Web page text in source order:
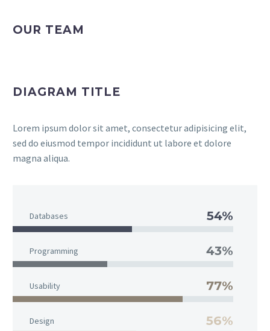
OUR TEAM
DIAGRAM TITLE
Lorem ipsum dolor sit amet, consectetur adipisicing elit,
sed do eiusmod tempor incididunt ut labore et dolore
magna aliqua.
Databases 54%
Programming 43%
Usability 77%
Design 56%